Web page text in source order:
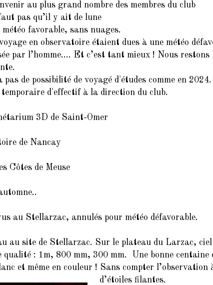
au plus grand nombre des membres du club
pas qu’il y ait de lune
favorable, sans nuages.
en observatoire étaient dues à une météo
par l’homme…. Et c’est tant mieux ! Nous
de possibilité de voyagé d'études comme en
d'effectif à la direction du club.
3D de Saint-Omer
de Nancay
Côtes de Meuse
au Stellarzac, annulés pour météo défavorable.
au site de Stellarzac. Sur le plateau du Larzac,
: 1m, 800 mm, 300 mm. Une bonne centaine
et même en couleur ! Sans compter
d’étoiles filantes.